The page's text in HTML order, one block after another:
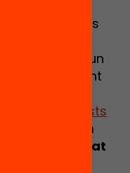
són un tipus
d’un
part integrant
a aquests
a això sabem
oportunitat
estudis i la